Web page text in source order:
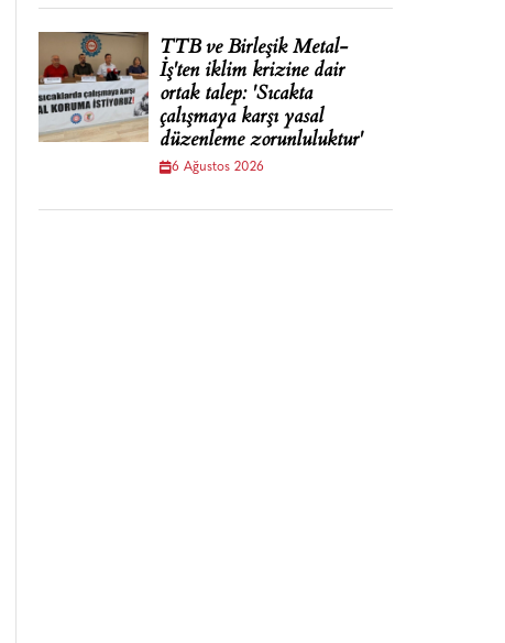
TTB ve Birleşik Metal-
İş'ten iklim krizine dair
ortak talep: 'Sıcakta
çalışmaya karşı yasal
düzenleme zorunluluktur'
6 Ağustos 2026